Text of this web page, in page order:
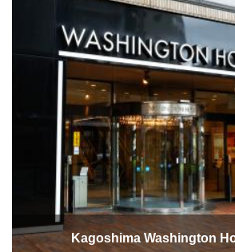
Kagoshima Washington